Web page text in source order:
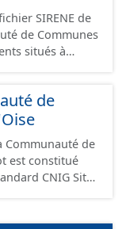
SIRENE de
de Communes
CNIG Sites
aux
aux SCI.
de
Communauté de
est constitué
CNIG Sites